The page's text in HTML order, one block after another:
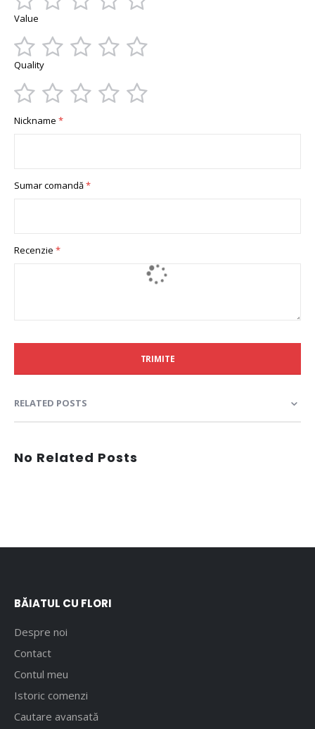
1
2
3
4
5
Value
1
2
3
4
5
Quality
star
stars
stars
stars
stars
Nickname
Sumar comandă
Recenzie
TRIMITE
RELATED POSTS
No Related Posts
BĂIATUL CU FLORI
Despre noi
Contact
Contul meu
Istoric comenzi
Cautare avansată